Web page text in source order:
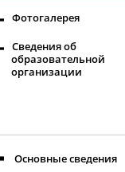
Фотогалерея
Сведения об
образовательной
организации
Основные сведения